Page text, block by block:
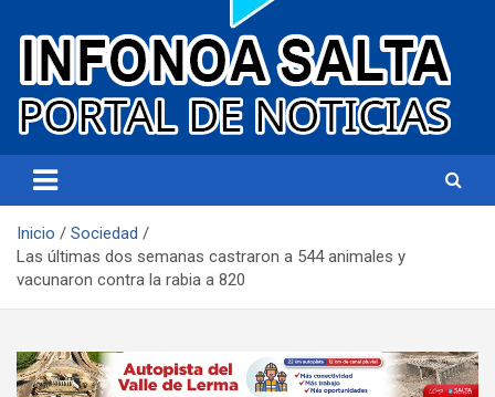
Infonoa Salta
Inicio
Sociedad
Las últimas dos semanas castraron a 544 animales y
vacunaron contra la rabia a 820